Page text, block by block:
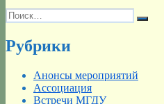
Искать:
Поиск
Рубрики
Анонсы мероприятий
Ассоциация
Встречи МГДУ